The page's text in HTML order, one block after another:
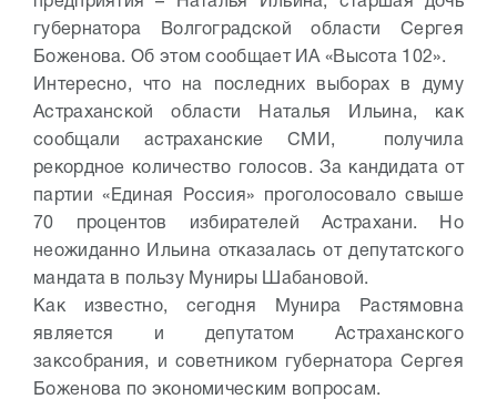
губернатора Волгоградской области Сергея
Боженова. Об этом сообщает ИА «Высота 102».
Интересно, что на последних выборах в думу
Астраханской области Наталья Ильина, как
сообщали астраханские СМИ, получила
рекордное количество голосов. За кандидата от
партии «Единая Россия» проголосовало свыше
70 процентов избирателей Астрахани. Но
неожиданно Ильина отказалась от депутатского
мандата в пользу Муниры Шабановой.
Как известно, сегодня Мунира Растямовна
является и депутатом Астраханского
заксобрания, и советником губернатора Сергея
Боженова по экономическим вопросам.